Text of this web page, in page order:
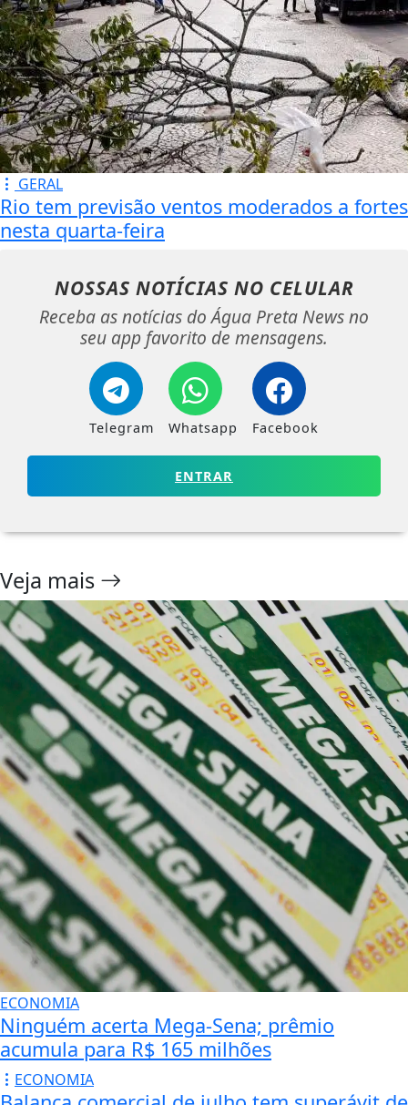
Republicanos se
manterá neutro
na corrida
presidencial
Greve de trens
em SP causa
congestionamento
de mais de 2 mil
km
POLÍTICA
Brasil repudia